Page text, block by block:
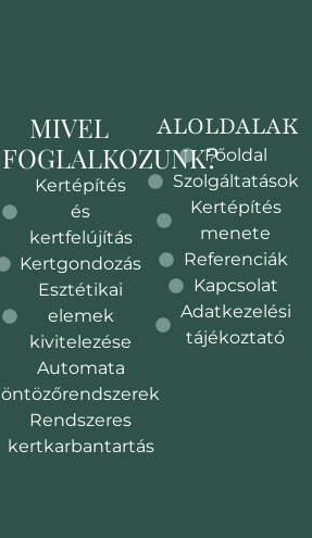
MIVEL
FOGLALKOZUNK?
Kertépítés
és
kertfelújítás
Kertgondozás
Esztétikai
elemek
kivitelezése
Automata
öntözőrendszerek
Rendszeres
kertkarbantartás
ALOLDALAK
Főoldal
Szolgáltatások
Kertépítés
menete
Referenciák
Kapcsolat
Adatkezelési
tájékoztató